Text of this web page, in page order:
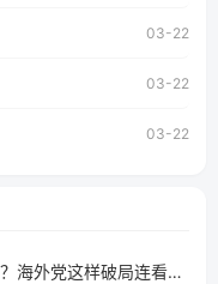
」的问题，无论人在香港、
用，不再因地区和版权限制
03-22
03-22
03-22
在香港看咪咕视频世界杯地区限制？海外党这样破局连看7天不卡顿！